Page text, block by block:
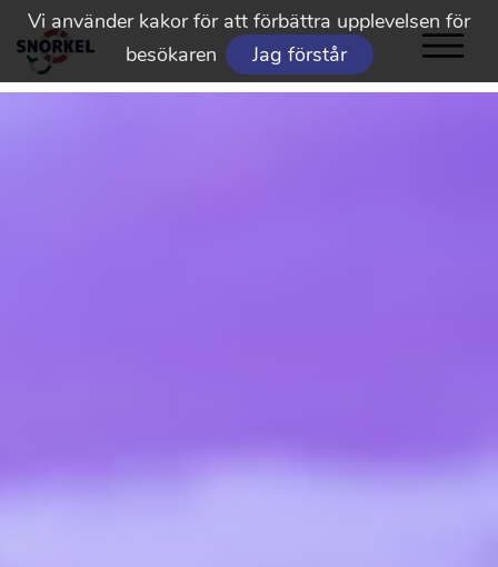
Vi använder kakor för att förbättra upplevelsen för
besökaren
Jag förstår